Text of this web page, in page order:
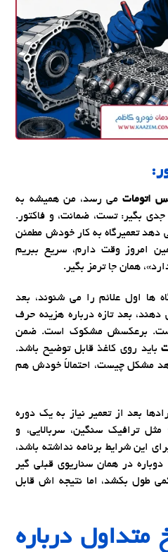
اتومات می رسد، من همیشه به
بگیر: تست، ضمانت، و فاکتور.
دهد تعمیرگاه به کار خودش مطمئن
امروز وقت دارم، سریع ببریم
همان جا ترمز بگیر.
ها اول علائم را می شنوند، بعد
بعد تازه درباره هزینه حرف
است. برعکسش مشکوک است. ضمن
باید روی کاغذ قابل توضیح باشد.
مشکل چیست، احتمالاً خودش هم
بعد از تعمیر نیاز به یک دوره
ترافیک سنگین، سربالایی، و
این شرایط برنامه نداشته باشد،
در همان سناریوی قبلی گیر
طول بکشد، اما نتیجه اش قابل
درباره